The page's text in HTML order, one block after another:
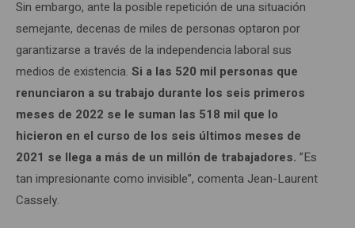
Sin embargo, ante la posible repetición de una situación
semejante, decenas de miles de personas optaron por
garantizarse a través de la independencia laboral sus
medios de existencia. Si a las 520 mil personas que
renunciaron a su trabajo durante los seis primeros
meses de 2022 se le suman las 518 mil que lo
hicieron en el curso de los seis últimos meses de
2021 se llega a más de un millón de trabajadores. ”Es
tan impresionante como invisible”, comenta Jean-Laurent
Cassely.